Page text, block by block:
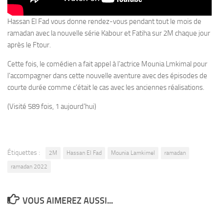
Hassan El Fad vous donne rendez-vous pendant tout le mois de
ramadan avec la nouvelle série Kabour et Fatiha sur 2M chaque jour
après le Ftour.
Cette fois, le comédien a fait appel à l’actrice Mounia Lmkimal pour
l’accompagner dans cette nouvelle aventure avec des épisodes de
courte durée comme c’était le cas avec les anciennes réalisations.
(Visité 589 fois, 1 aujourd'hui)
Étiquettes : 2M Hassan El Fad Mounia Lamkimel
ramadan
ramadan 2022
VOUS AIMEREZ AUSSI...